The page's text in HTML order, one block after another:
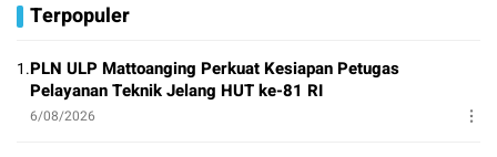
Terpopuler
1.PLN ULP Mattoanging Perkuat Kesiapan Petugas
Pelayanan Teknik Jelang HUT ke-81 RI
6/08/2026